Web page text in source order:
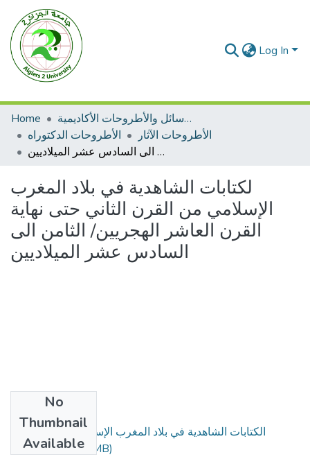
Log In
Home
الرسائل والأطروحات الأكاديمية
الأطروحات الدكتوراه
الأطروحات الآثار
لكتابات الشاهدية في بلاد المغرب الإسلامي من القرن الثاني حتى نهاية القرن العاشر الهجريين/ الثامن الى السادس عشر الميلاديين
لكتابات الشاهدية في بلاد المغرب
الإسلامي من القرن الثاني حتى نهاية
القرن العاشر الهجريين/ الثامن الى
السادس عشر الميلاديين
No
Thumbnail
Available
الكتابات الشاهدية في بلاد المغرب الإسلامي. الجزء الأول+
الثاني.pdf(22.42 MB)